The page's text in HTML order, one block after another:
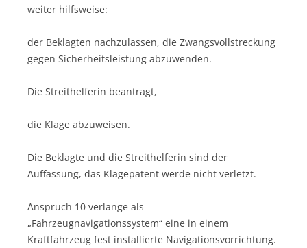
weiter hilfsweise:
der Beklagten nachzulassen, die Zwangsvollstreckung
gegen Sicherheitsleistung abzuwenden.
Die Streithelferin beantragt,
die Klage abzuweisen.
Die Beklagte und die Streithelferin sind der
Auffassung, das Klagepatent werde nicht verletzt.
Anspruch 10 verlange als
„Fahrzeugnavigationssystem“ eine in einem
Kraftfahrzeug fest installierte Navigationsvorrichtung.